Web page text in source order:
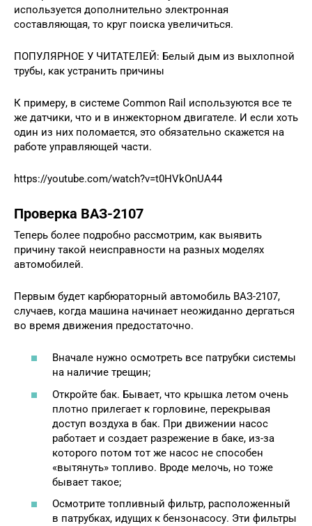
используется дополнительно электронная
составляющая, то круг поиска увеличиться.
ПОПУЛЯРНОЕ У ЧИТАТЕЛЕЙ: Белый дым из выхлопной
трубы, как устранить причины
К примеру, в системе Common Rail используются все те
же датчики, что и в инжекторном двигателе. И если хоть
один из них поломается, это обязательно скажется на
работе управляющей части.
https://youtube.com/watch?v=t0HVkOnUA44
Проверка ВАЗ-2107
Теперь более подробно рассмотрим, как выявить
причину такой неисправности на разных моделях
автомобилей.
Первым будет карбюраторный автомобиль ВАЗ-2107,
случаев, когда машина начинает неожиданно дергаться
во время движения предостаточно.
Вначале нужно осмотреть все патрубки системы
на наличие трещин;
Откройте бак. Бывает, что крышка летом очень
плотно прилегает к горловине, перекрывая
доступ воздуха в бак. При движении насос
работает и создает разрежение в баке, из-за
которого потом тот же насос не способен
«вытянуть» топливо. Вроде мелочь, но тоже
бывает такое;
Осмотрите топливный фильтр, расположенный
в патрубках, идущих к бензонасосу. Эти фильтры